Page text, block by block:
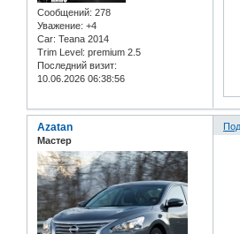
Сообщений: 278
Уважение: +4
Car: Teana 2014
Trim Level: premium 2.5
Последний визит:
10.06.2026 06:38:56
Azatan
Мастер